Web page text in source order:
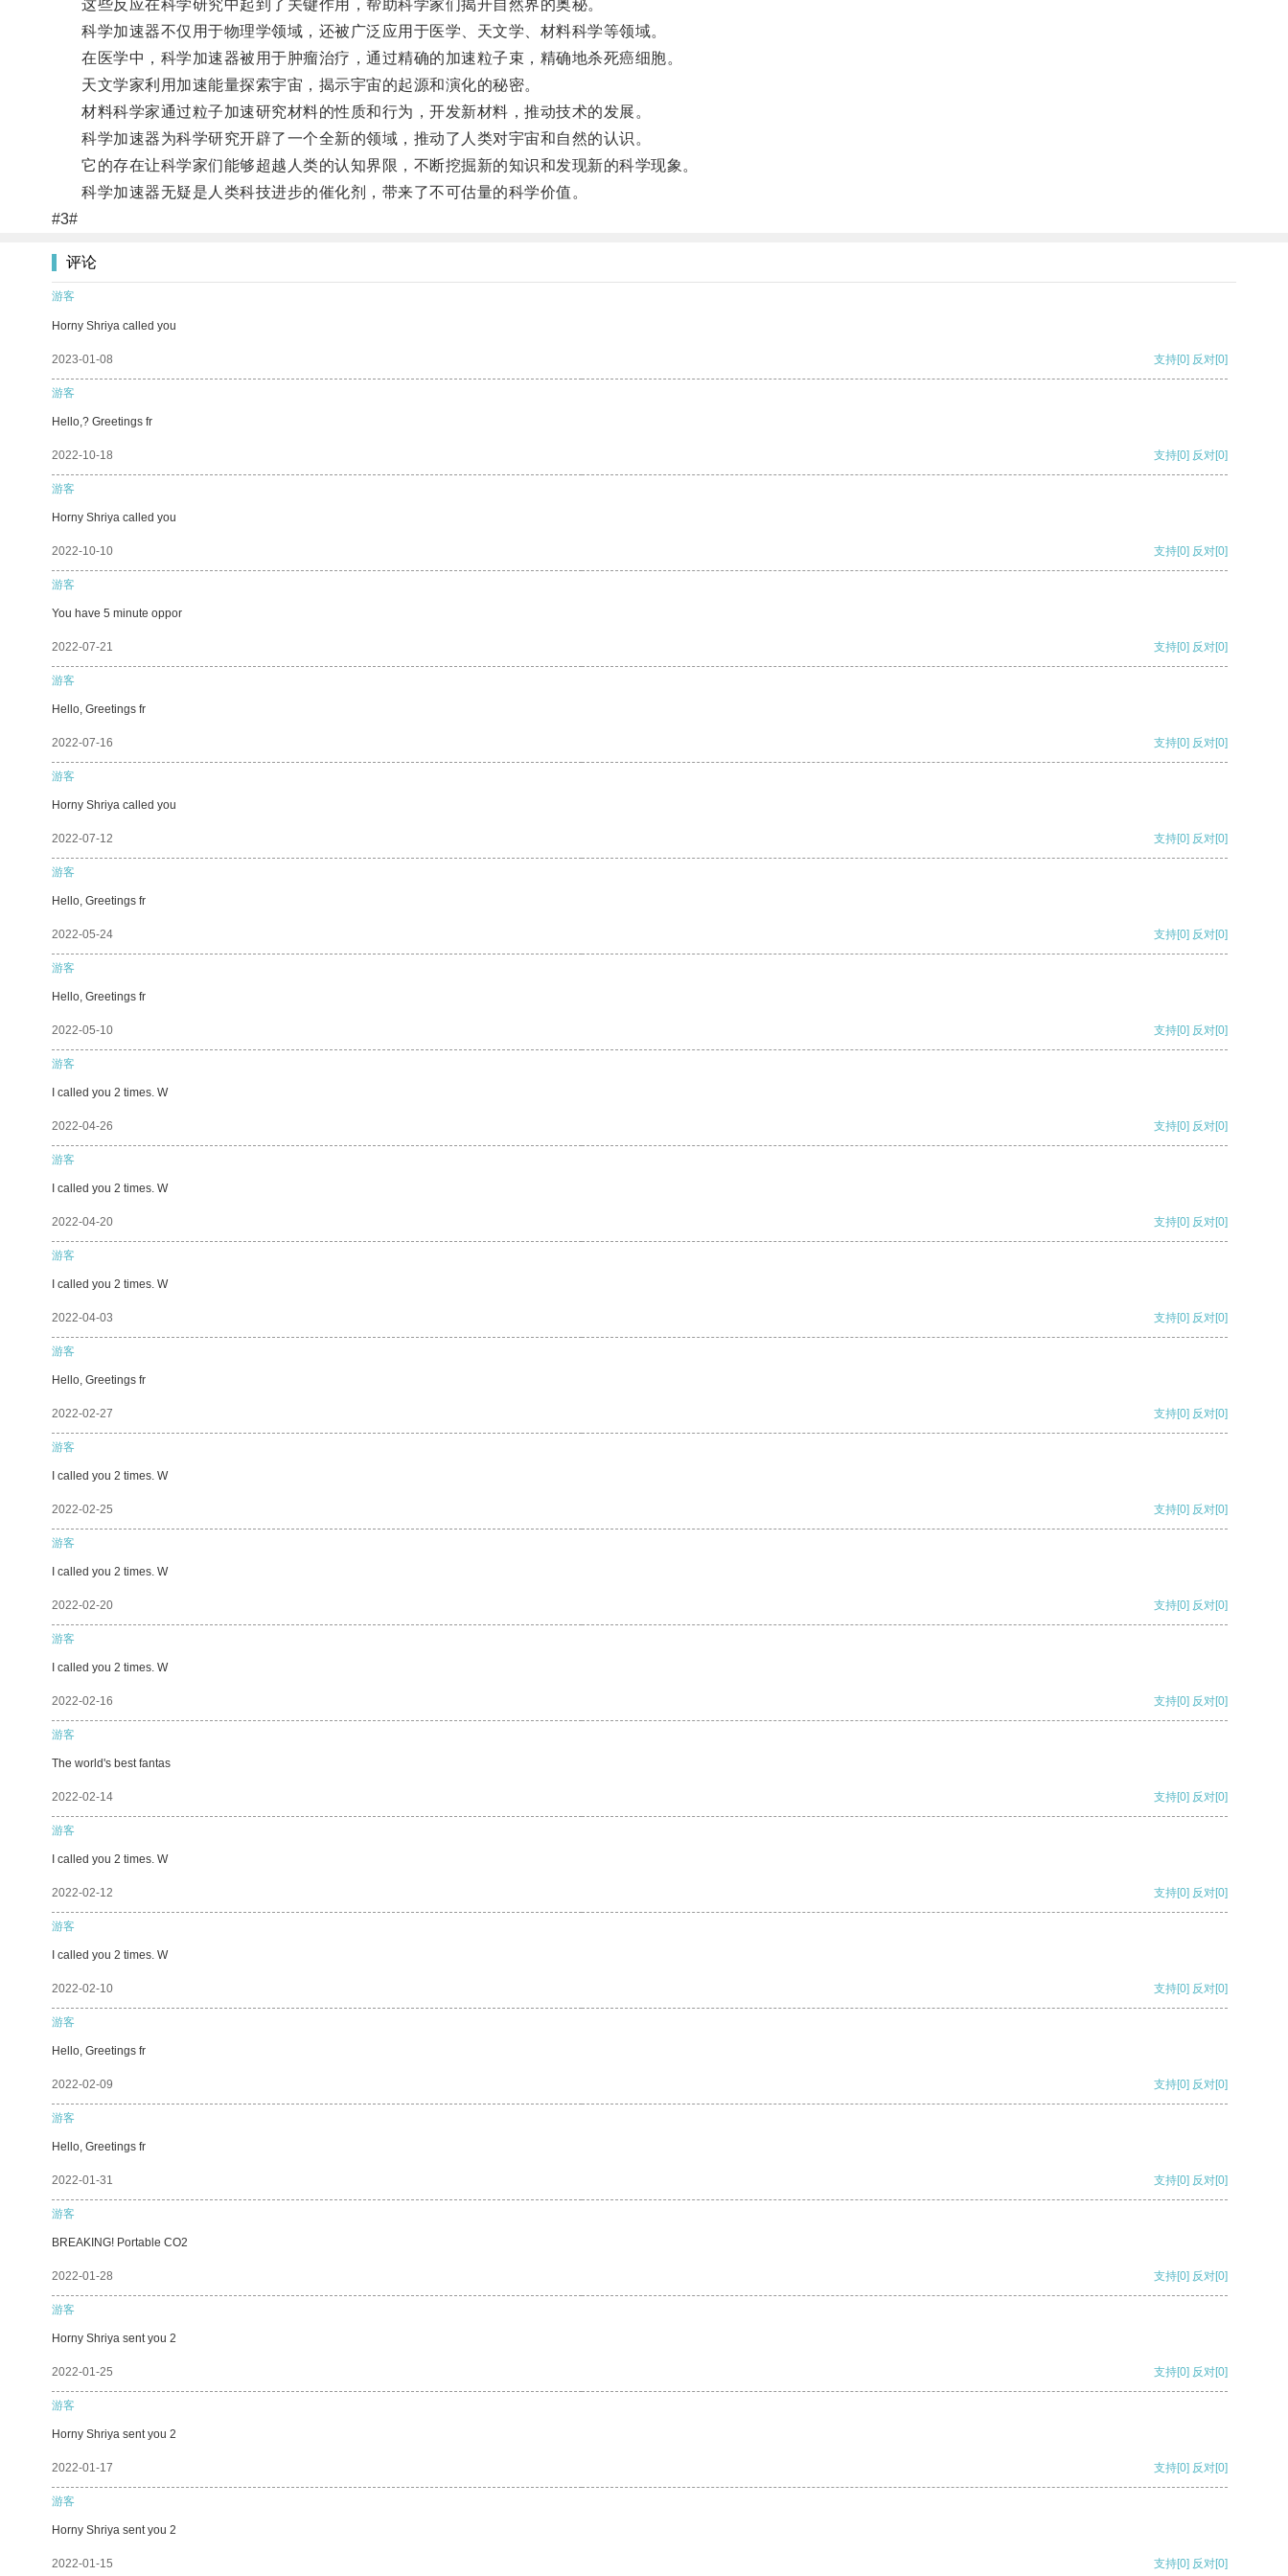
这些反应在科学研究中起到了关键作用，帮助科学家们揭开自然界的奥秘。
科学加速器不仅用于物理学领域，还被广泛应用于医学、天文学、材料科学等领域。
在医学中，科学加速器被用于肿瘤治疗，通过精确的加速粒子束，精确地杀死癌细胞。
天文学家利用加速能量探索宇宙，揭示宇宙的起源和演化的秘密。
材料科学家通过粒子加速研究材料的性质和行为，开发新材料，推动技术的发展。
科学加速器为科学研究开辟了一个全新的领域，推动了人类对宇宙和自然的认识。
它的存在让科学家们能够超越人类的认知界限，不断挖掘新的知识和发现新的科学现象。
科学加速器无疑是人类科技进步的催化剂，带来了不可估量的科学价值。
#3#
评论
游客
Horny Shriya called you
2023-01-08 支持[0] 反对[0]
游客
Hello,? Greetings fr
2022-10-18 支持[0] 反对[0]
游客
Horny Shriya called you
2022-10-10 支持[0] 反对[0]
游客
You have 5 minute oppor
2022-07-21 支持[0] 反对[0]
游客
Hello, Greetings fr
2022-07-16 支持[0] 反对[0]
游客
Horny Shriya called you
2022-07-12 支持[0] 反对[0]
游客
Hello, Greetings fr
2022-05-24 支持[0] 反对[0]
游客
Hello, Greetings fr
2022-05-10 支持[0] 反对[0]
游客
I called you 2 times. W
2022-04-26 支持[0] 反对[0]
游客
I called you 2 times. W
2022-04-20 支持[0] 反对[0]
游客
I called you 2 times. W
2022-04-03 支持[0] 反对[0]
游客
Hello, Greetings fr
2022-02-27 支持[0] 反对[0]
游客
I called you 2 times. W
2022-02-25 支持[0] 反对[0]
游客
I called you 2 times. W
2022-02-20 支持[0] 反对[0]
游客
I called you 2 times. W
2022-02-16 支持[0] 反对[0]
游客
The world's best fantas
2022-02-14 支持[0] 反对[0]
游客
I called you 2 times. W
2022-02-12 支持[0] 反对[0]
游客
I called you 2 times. W
2022-02-10 支持[0] 反对[0]
游客
Hello, Greetings fr
2022-02-09 支持[0] 反对[0]
游客
Hello, Greetings fr
2022-01-31 支持[0] 反对[0]
游客
BREAKING! Portable CO2
2022-01-28 支持[0] 反对[0]
游客
Horny Shriya sent you 2
2022-01-25 支持[0] 反对[0]
游客
Horny Shriya sent you 2
2022-01-17 支持[0] 反对[0]
游客
Horny Shriya sent you 2
2022-01-15 支持[0] 反对[0]